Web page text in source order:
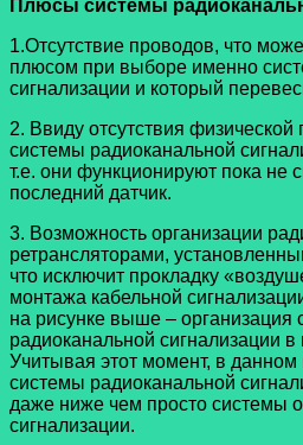
Плюсы системы
1.Отсутствие проводов, что
плюсом при выборе именно
сигнализации и который
2. Ввиду отсутствия физической
системы радиоканальной
т.е. они функционируют пока не
последний датчик.
3. Возможность организации
ретрансляторами,
что исключит прокладку
монтажа кабельной
на рисунке выше – организация
радиоканальной сигнализации
Учитывая этот момент, в данном
системы радиоканальной
даже ниже чем просто системы
сигнализации.